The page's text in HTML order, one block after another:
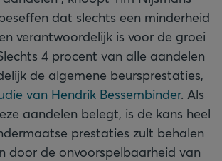
dat slechts een minderheid
verantwoordelijk is voor de groei
4 procent van alle aandelen
de algemene beursprestaties,
van Hendrik Bessembinder. Als
aandelen belegt, is de kans heel
prestaties zult behalen
door de onvoorspelbaarheid van